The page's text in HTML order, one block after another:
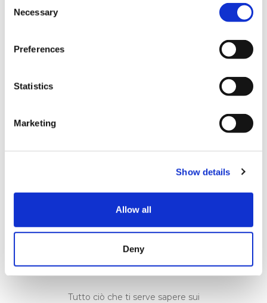
Selection
Necessary
Preferences
Statistics
Marketing
Show details
Allow all
Deny
Guida ai college
americani
Tutto ciò che ti serve sapere sui